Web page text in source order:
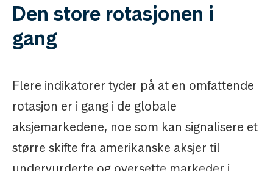
Den store rotasjonen i
gang
Flere indikatorer tyder på at en omfattende
rotasjon er i gang i de globale
aksjemarkedene, noe som kan signalisere et
større skifte fra amerikanske aksjer til